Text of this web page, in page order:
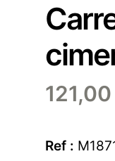
121,00
Ref :